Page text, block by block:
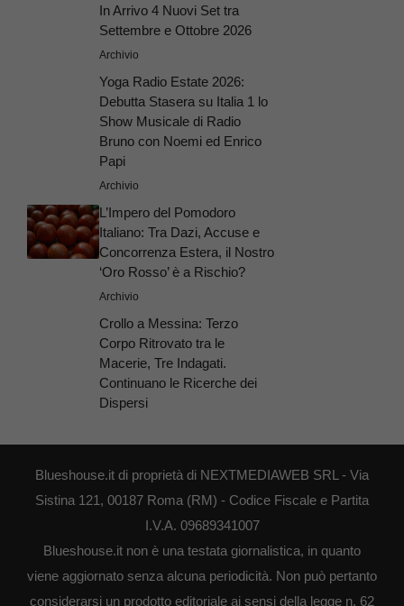
In Arrivo 4 Nuovi Set tra
Settembre e Ottobre 2026
Archivio
Yoga Radio Estate 2026:
Debutta Stasera su Italia 1 lo
Show Musicale di Radio
Bruno con Noemi ed Enrico
Papi
Archivio
L’Impero del Pomodoro
Italiano: Tra Dazi, Accuse e
Concorrenza Estera, il Nostro
‘Oro Rosso’ è a Rischio?
Archivio
Crollo a Messina: Terzo
Corpo Ritrovato tra le
Macerie, Tre Indagati.
Continuano le Ricerche dei
Dispersi
Blueshouse.it di proprietà di NEXTMEDIAWEB SRL - Via
Sistina 121, 00187 Roma (RM) - Codice Fiscale e Partita
I.V.A. 09689341007
Blueshouse.it non è una testata giornalistica, in quanto
viene aggiornato senza alcuna periodicità. Non può pertanto
considerarsi un prodotto editoriale ai sensi della legge n. 62